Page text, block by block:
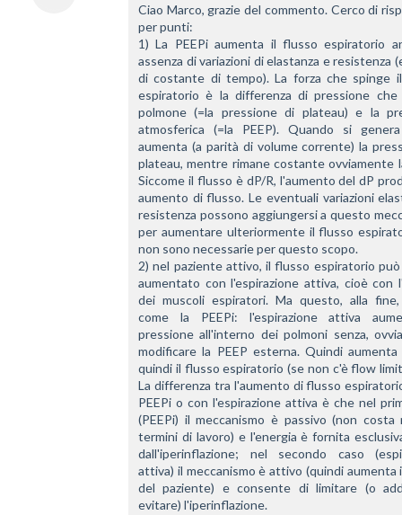
Ciao Marco, grazie del commento. Cerco di
per punti:
1) La PEEPi aumenta il flusso espiratorio
assenza di variazioni di elastanza e resistenza
di costante di tempo). La forza che spinge
espiratorio è la differenza di pressione
polmone (=la pressione di plateau) e la
atmosferica (=la PEEP). Quando si
aumenta (a parità di volume corrente) la
plateau, mentre rimane costante ovviamente
Siccome il flusso è dP/R, l'aumento del dP
aumento di flusso. Le eventuali variazioni
resistenza possono aggiungersi a questo
per aumentare ulteriormente il flusso
non sono necessarie per questo scopo.
2) nel paziente attivo, il flusso espiratorio
aumentato con l'espirazione attiva, cioè con
dei muscoli espiratori. Ma questo, alla
come la PEEPi: l'espirazione attiva
pressione all'interno dei polmoni senza,
modificare la PEEP esterna. Quindi
quindi il flusso espiratorio (se non c'è flow
La differenza tra l'aumento di flusso
PEEPi o con l'espirazione attiva è che nel
(PEEPi) il meccanismo è passivo (non costa
termini di lavoro) e l'energia è fornita
dall'iperinflazione; nel secondo caso
attiva) il meccanismo è attivo (quindi aumenta
del paziente) e consente di limitare (o
evitare) l'iperinflazione.